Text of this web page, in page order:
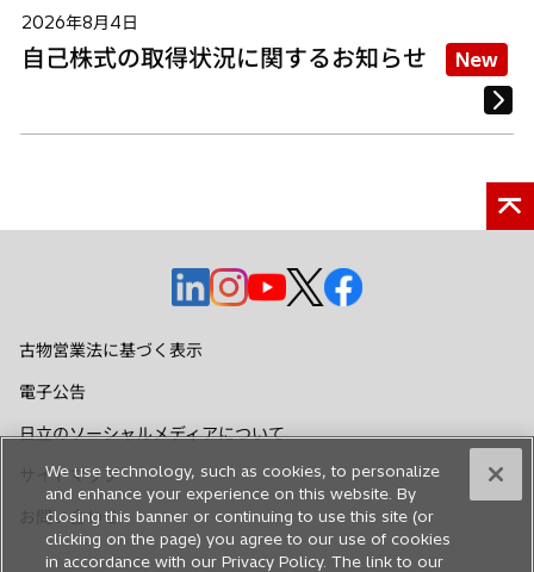
2026年8月4日
自己株式の取得状況に関するお知らせ New
新
し
で
く
新
で
く
新
し
く
新
し
く
新
く
古物営業法に基づく表示
電子公告
日立のソーシャルメディアについて
サイトマップ
お問い合わせ
We use technology, such as cookies, to personalize
and enhance your experience on this website. By
closing this banner or continuing to use this site (or
clicking on the page) you agree to our use of cookies
in accordance with our Privacy Policy. The link to our